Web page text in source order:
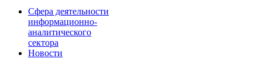
Сфера деятельности
информационно-
аналитического
сектора
Новости